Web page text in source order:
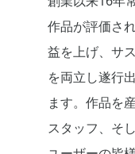
作品が評価さ
益を上げ、サ
を両立し遂行
ます。作品を
スタッフ、そ